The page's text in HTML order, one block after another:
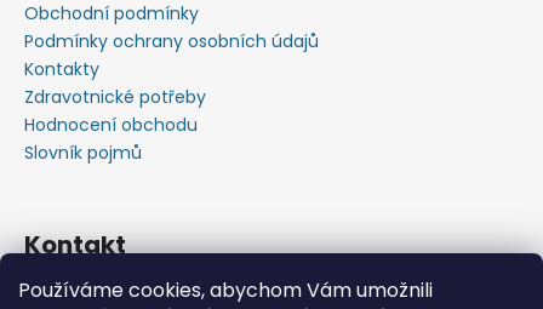
Používáme cookies, abychom Vám umožnili
Obchodní podmínky
Podmínky ochrany osobních údajů
Kontakty
Zdravotnické potřeby
Hodnocení obchodu
Slovník pojmů
Kontakt
+420603583759 ,+420734720049